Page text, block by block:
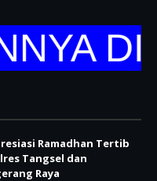
DI
Ramadhan Tertib
Tangsel dan
Raya